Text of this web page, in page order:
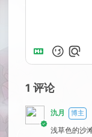
1 评论
氿月 博主
浅草色的沙